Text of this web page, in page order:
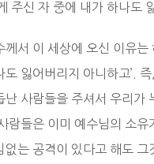
주신 자 중에 내가 하나도
께서 이 세상에 오신 이유는
도 잃어버리지 아니하고’.
난 사람들을 주셔서 우리가
람들은 이미 예수님의 소유
없는 공격이 있다고 해도